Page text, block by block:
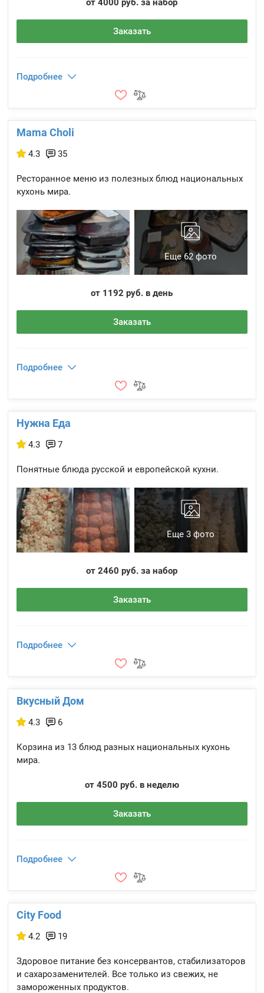
от 4000 руб. за набор
Заказать
Подробнее
Mama Choli
4.3 35
Ресторанное меню из полезных блюд национальных
кухонь мира.
Еще 62 фото
от 1192 руб. в день
Заказать
Подробнее
Нужна Еда
4.3 7
Понятные блюда русской и европейской кухни.
Еще 3 фото
от 2460 руб. за набор
Заказать
Подробнее
Вкусный Дом
4.3 6
Корзина из 13 блюд разных национальных кухонь
мира.
от 4500 руб. в неделю
Заказать
Подробнее
City Food
4.2 19
Здоровое питание без консервантов, стабилизаторов
и сахарозаменителей. Все только из свежих, не
замороженных продуктов.